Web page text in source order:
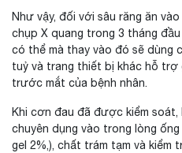
Như vậy, đối với sâu răng ăn
chụp X quang trong 3 tháng
có thể mà thay vào đó sẽ dùng
tuỷ và trang thiết bị khác hỗ trợ
trước mắt của bệnh nhân.
Khi cơn đau đã được kiểm
chuyên dụng vào trong lòng
gel 2%,), chất trám tạm và kiểm